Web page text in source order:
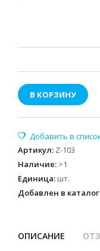
В КОРЗИНУ
Артикул: Z-103
Наличие: >1
Единица: шт.
Добавлен в
ОПИСАНИЕ